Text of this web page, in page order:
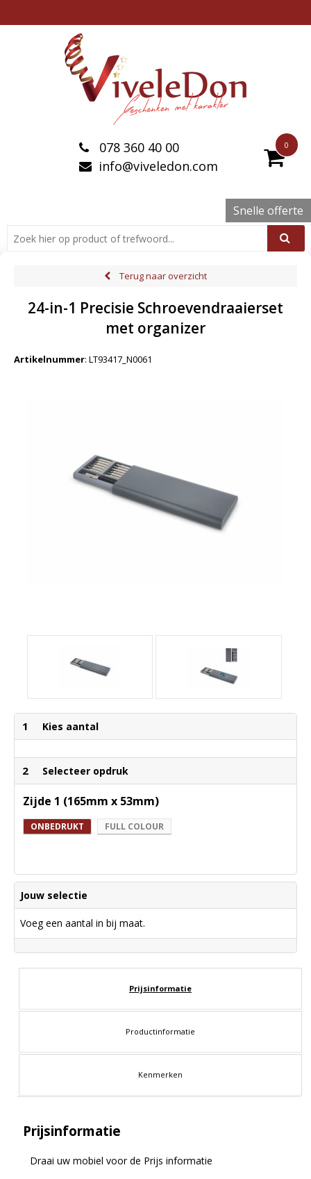
0
078 360 40 00
info@viveledon.com
Snelle offerte
Terug naar overzicht
24-in-1 Precisie Schroevendraaierset
met organizer
Artikelnummer: LT93417_N0061
1 Kies aantal
2 Selecteer opdruk
Zijde 1 (165mm x 53mm)
ONBEDRUKT FULL COLOUR
Jouw selectie
Voeg een aantal in bij maat.
Prijsinformatie
Productinformatie
Kenmerken
Prijsinformatie
Draai uw mobiel voor de Prijs informatie